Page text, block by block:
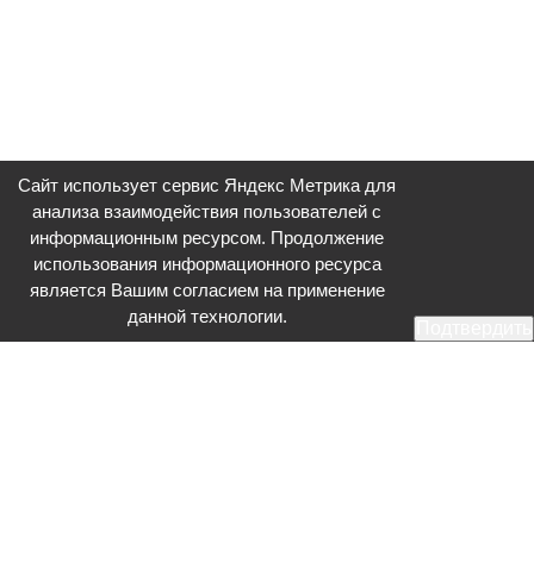
Сайт использует сервис Яндекс Метрика для
анализа взаимодействия пользователей с
информационным ресурсом. Продолжение
использования информационного ресурса
является Вашим согласием на применение
данной технологии.